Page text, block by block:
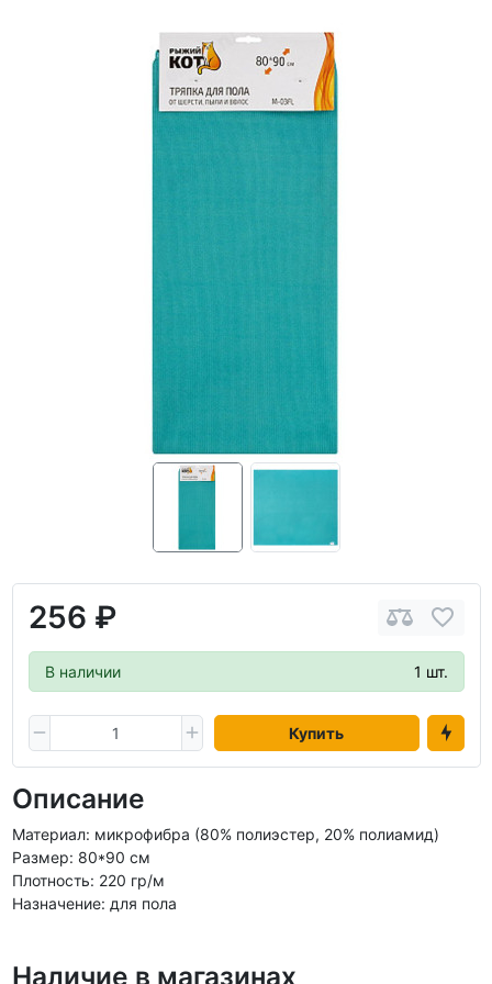
256 ₽
В наличии 1 шт.
Купить
Описание
Материал: микрофибра (80% полиэстер, 20% полиамид)
Размер: 80*90 см
Плотность: 220 гp/м
Назначение: для пола
Наличие в магазинах